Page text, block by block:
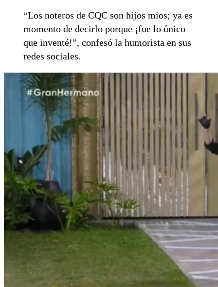
“Los noteros de CQC son hijos míos; ya es
momento de decirlo porque ¡fue lo único
que inventé!”, confesó la humorista en sus
redes sociales.